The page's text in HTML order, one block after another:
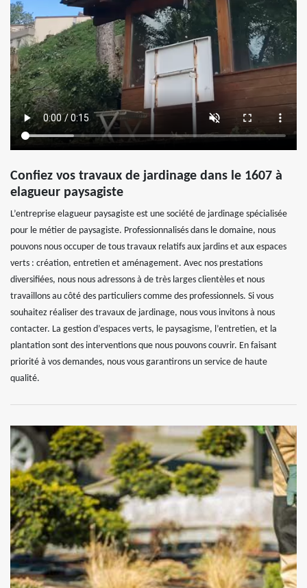
Confiez vos travaux de jardinage dans le 1607 à
elagueur paysagiste
L’entreprise elagueur paysagiste est une société de jardinage spécialisée
pour le métier de paysagiste. Professionnalisés dans le domaine, nous
pouvons nous occuper de tous travaux relatifs aux jardins et aux espaces
verts : création, entretien et aménagement. Avec nos prestations
diversifiées, nous nous adressons à de très larges clientèles et nous
travaillons au côté des particuliers comme des professionnels. Si vous
souhaitez réaliser des travaux de jardinage, nous vous invitons à nous
contacter. La gestion d’espaces verts, le paysagisme, l’entretien, et la
plantation sont des interventions que nous pouvons couvrir. En faisant
priorité à vos demandes, nous vous garantirons un service de haute
qualité.